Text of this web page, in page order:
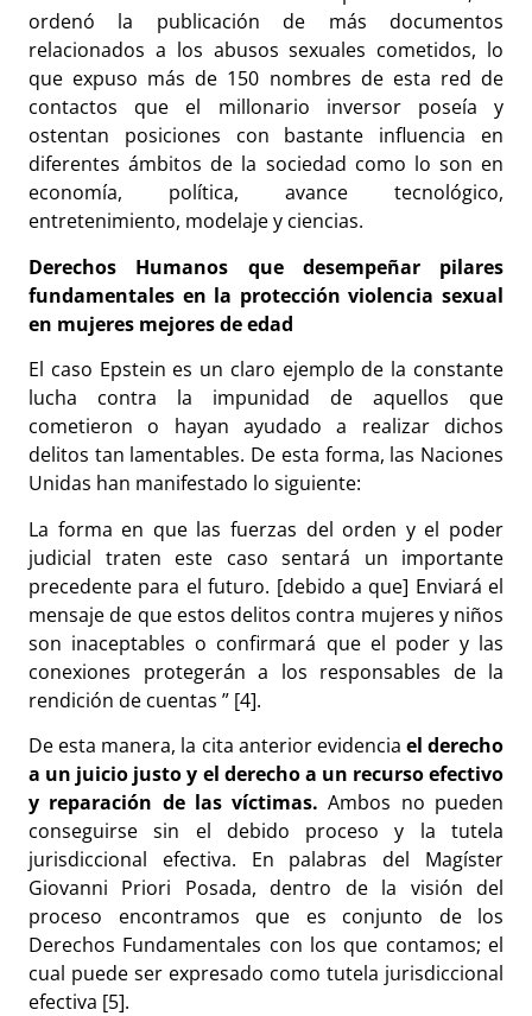
ordenó la publicación de más documentos
relacionados a los abusos sexuales cometidos, lo
que expuso más de 150 nombres de esta red de
contactos que el millonario inversor poseía y
ostentan posiciones con bastante influencia en
diferentes ámbitos de la sociedad como lo son en
economía, política, avance tecnológico,
entretenimiento, modelaje y ciencias.
Derechos Humanos que desempeñar pilares
fundamentales en la protección violencia sexual
en mujeres mejores de edad
El caso Epstein es un claro ejemplo de la constante
lucha contra la impunidad de aquellos que
cometieron o hayan ayudado a realizar dichos
delitos tan lamentables. De esta forma, las Naciones
Unidas han manifestado lo siguiente:
La forma en que las fuerzas del orden y el poder
judicial traten este caso sentará un importante
precedente para el futuro. [debido a que] Enviará el
mensaje de que estos delitos contra mujeres y niños
son inaceptables o confirmará que el poder y las
conexiones protegerán a los responsables de la
rendición de cuentas ” [4].
De esta manera, la cita anterior evidencia el derecho
a un juicio justo y el derecho a un recurso efectivo
y reparación de las víctimas.Ambos no pueden
conseguirse sin el debido proceso y la tutela
jurisdiccional efectiva. En palabras del Magíster
Giovanni Priori Posada, dentro de la visión del
proceso encontramos que es conjunto de los
Derechos Fundamentales con los que contamos; el
cual puede ser expresado como tutela jurisdiccional
efectiva [5].